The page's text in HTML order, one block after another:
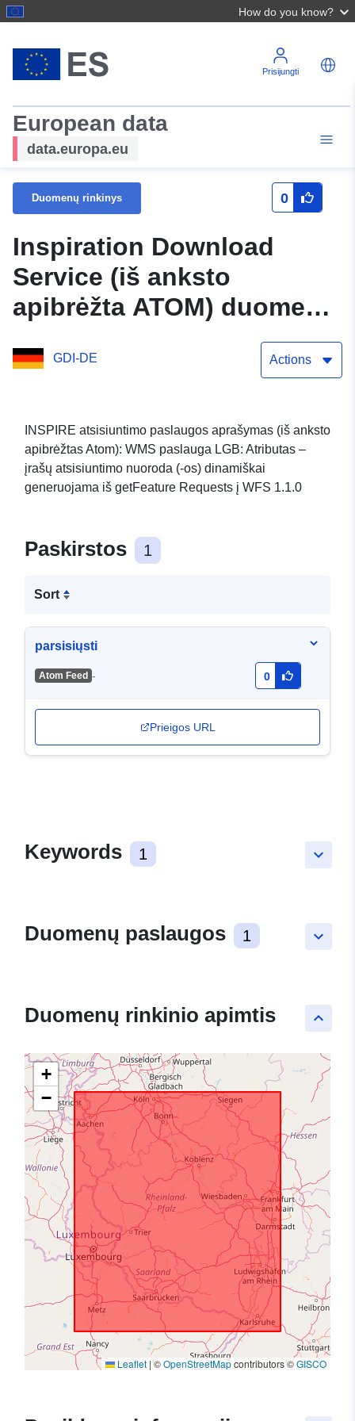
How do you know?
Prisijungti
European data
data.europa.eu
Duomenų rinkinys 0
Inspiration Download
Service (iš anksto
apibrėžta ATOM) duomenų
viršutiniam
HÜK 200
GDI-DE Actions
INSPIRE atsisiuntimo paslaugos aprašymas (iš anksto
apibrėžtas Atom): WMS paslauga LGB: Atributas –
įrašų atsisiuntimo nuoroda (-os) dinamiškai
generuojama iš getFeature Requests į WFS 1.1.0
Paskirstos 1
Sort
parsisiųsti
Atom Feed - 0
Prieigos URL
keyboard_arrow_down
Keywords 1
keyboard_arrow_down
Duomenų paslaugos 1
keyboard_arrow_up
Duomenų rinkinio apimtis
+
−
Leaflet | ©OpenStreetMapcontributors ©GISCO